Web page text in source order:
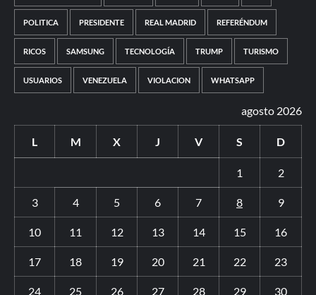
POLITICA PRESIDENTE REAL MADRID REFERÉNDUM
RICOS SAMSUNG TECNOLOGÍA TRUMP TURISMO
USUARIOS VENEZUELA VIOLACION WHATSAPP
agosto 2026
L M X J V S D
1 2
3 4 5 6 7 8 9
10 11 12 13 14 15 16
17 18 19 20 21 22 23
24 25 26 27 28 29 30